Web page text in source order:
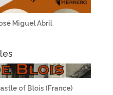
Miguel Abril
of Blois (France)